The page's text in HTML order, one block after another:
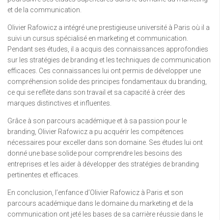
et de la communication.
Olivier Rafowicz a intégré une prestigieuse université à Paris où il a
suivi un cursus spécialisé en marketing et communication.
Pendant ses études, il a acquis des connaissances approfondies
sur les stratégies de branding et les techniques de communication
efficaces. Ces connaissances lui ont permis de développer une
compréhension solide des principes fondamentaux du branding,
ce qui se reflète dans son travail et sa capacité à créer des
marques distinctives et influentes.
Grâce à son parcours académique et à sa passion pour le
branding, Olivier Rafowicz a pu acquérir les compétences
nécessaires pour exceller dans son domaine. Ses études lui ont
donné une base solide pour comprendre les besoins des
entreprises et les aider à développer des stratégies de branding
pertinentes et efficaces.
En conclusion, l’enfance d’Olivier Rafowicz à Paris et son
parcours académique dans le domaine du marketing et de la
communication ont jeté les bases de sa carrière réussie dans le